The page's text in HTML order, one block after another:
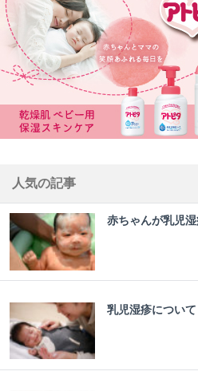
人気の記事
赤ちゃんが乳児
乳児湿疹につい